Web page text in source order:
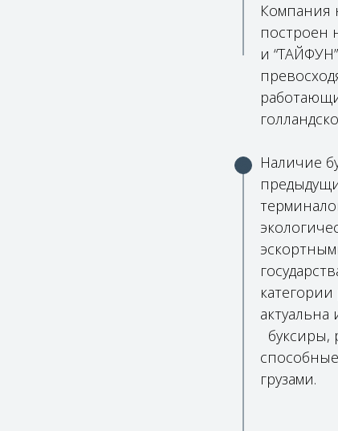
Компания
построен
и
Наличие
буксиры,
грузами.